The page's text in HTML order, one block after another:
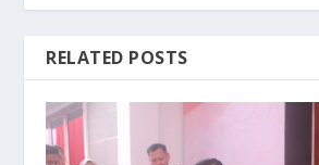
RELATED POSTS